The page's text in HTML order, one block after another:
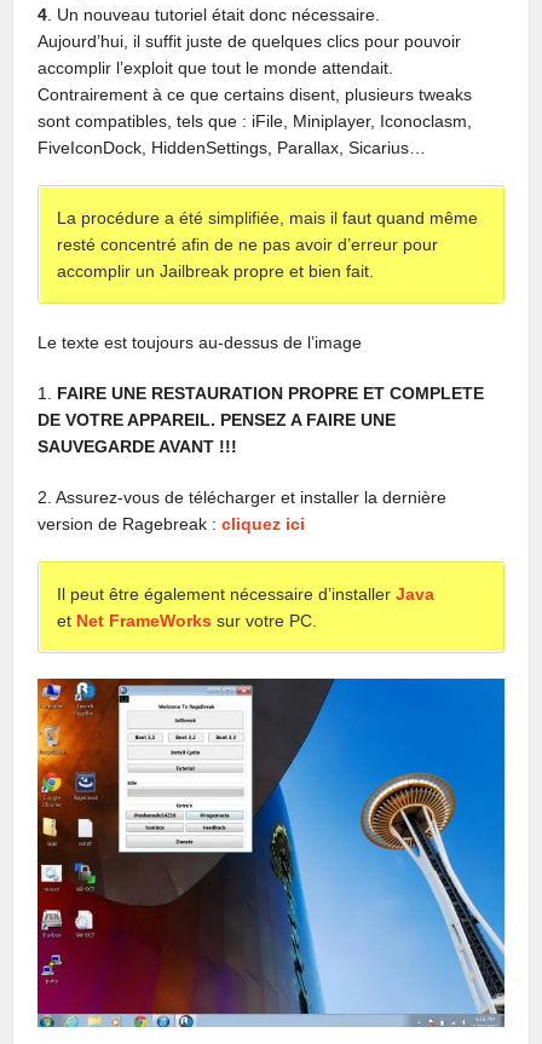
4. Un nouveau tutoriel était donc nécessaire.
Aujourd’hui, il suffit juste de quelques clics pour pouvoir
accomplir l’exploit que tout le monde attendait.
Contrairement à ce que certains disent, plusieurs tweaks
sont compatibles, tels que : iFile, Miniplayer, Iconoclasm,
FiveIconDock, HiddenSettings, Parallax, Sicarius…
La procédure a été simplifiée, mais il faut quand même
resté concentré afin de ne pas avoir d’erreur pour
accomplir un Jailbreak propre et bien fait.
Le texte est toujours au-dessus de l’image
1. FAIRE UNE RESTAURATION PROPRE ET COMPLETE
DE VOTRE APPAREIL. PENSEZ A FAIRE UNE
SAUVEGARDE AVANT !!!
2. Assurez-vous de télécharger et installer la dernière
version de Ragebreak :cliquez ici
Il peut être également nécessaire d’installerJava
et Net FrameWorks sur votre PC.